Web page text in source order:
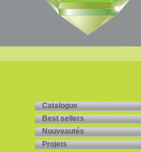
Catalogue
Best sellers
Nouveautés
Projets